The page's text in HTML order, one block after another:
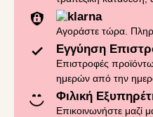
Αγοράστε τώρα.
Εγγύηση
Επιστροφές
ημερών από την
Φιλική
Επικοινωνήστε μαζί